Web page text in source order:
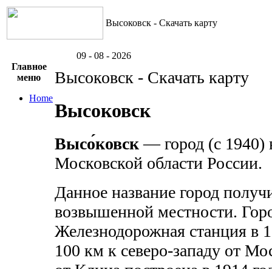
Высоковск - Скачать карту
09 - 08 - 2026
Главное
меню
Home
Высоковск - Скачать карту
Высоковск
Высо́ковск — город (с 1940)
Московской области России.
Данное название город
возвышенной местности.
Железнодорожная станция в
100 км к северо-западу от